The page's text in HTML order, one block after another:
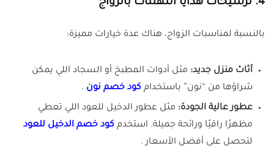
4. ترشيحات هدايا التهنئات بالزواج
بالنسبة لمناسبات الزواج، هناك عدة خيارات مميزة:
أثاث منزل جديد: مثل أدوات المطبخ أو السجاد اللي يمكن
شراؤها من “نون” باستخدام كود خصم نون .
عطور عالية الجودة: مثل عطور الدخيل للعود اللي تعطي
مظهرًا راقيًا ورائحة جميلة. استخدم كود خصم الدخيل للعود
لتحصل على أفضل الأسعار .